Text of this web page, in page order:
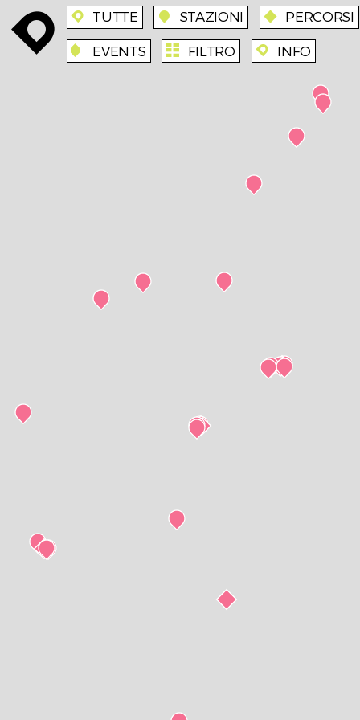
enroute enroute TUTTE station STAZIONI route PERCORSI
event EVENTS agenda FILTRO enroute INFO